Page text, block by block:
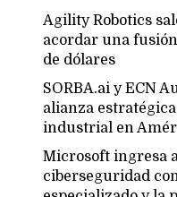
Agility Robotics
acordar una
de dólares
SORBA.ai y ECN
alianza
industrial en
Microsoft ingresa
ciberseguridad